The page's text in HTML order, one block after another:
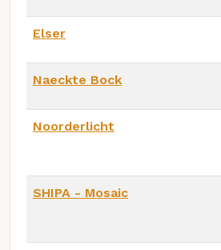
Elser
Naeckte Bock
Noorderlicht
SHIPA - Mosaic